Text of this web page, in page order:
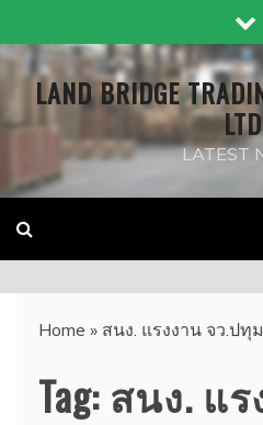
to
contentLAND BRIDGE
LATEST
Home » สนง. แรงงาน จว.ปทุ
Tag: สนง. แ